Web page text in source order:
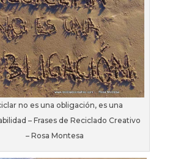
no es una obligación, es una
– Frases de Reciclado Creativo
– Rosa Montesa